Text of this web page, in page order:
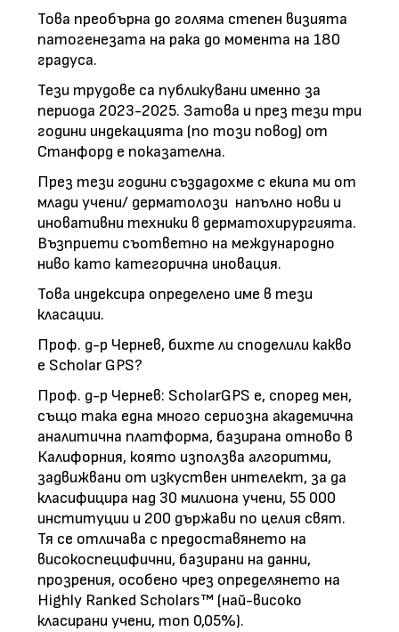
Това преобърна до голяма степен визията
патогенезата на рака до момента на 180
градуса.
Тези трудове са публикувани именно за
периода 2023-2025. Затова и през тези три
години индекацията (по този повод) от
Станфорд e показателна.
През тези години създадохме с екипа ми от
млади учени/ дерматолози напълно нови и
иновативни техники в дерматохирургията.
Възприети съответно на международно
ниво като категорична иновация.
Това индексира определено име в тези
класации.
Проф. д-р Чернев, бихте ли споделили какво
е Scholar GPS?
Проф. д-р Чернев: ScholarGPS е, според мен,
също така една много сериозна академична
аналитична платформа, базирана отново в
Калифорния, която използва алгоритми,
задвижвани от изкуствен интелект, за да
класифицира над 30 милиона учени, 55 000
институции и 200 държави по целия свят.
Тя се отличава с предоставянето на
високоспецифични, базирани на данни,
прозрения, особено чрез определянето на
Highly Ranked Scholars™ (най-високо
класирани учени, топ 0,05%).